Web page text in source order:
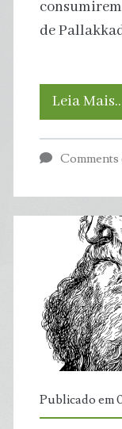
de
Leia
Comments
Publicado em